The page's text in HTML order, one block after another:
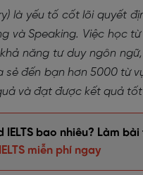
là yếu tố cốt lõi quyết
và Speaking. Việc học
năng tư duy ngôn
sẻ đến bạn hơn 5000 từ
và đạt được kết quả
IELTS bao nhiêu? Làm
miễn phí ngay